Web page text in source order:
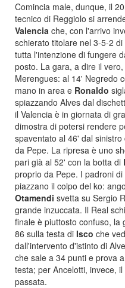
Comincia male, dunque, il
tecnico di Reggiolo si
Valencia che, con l'arrivo
schierato titolare nel 3-5-2
tutta l'intenzione di fungere
posto. La gara, a dire il
Merengues: al 14' Negredo
mano in area e Ronaldo
spiazzando Alves dal
il Valencia è in giornata di
dimostra di potersi rendere
spaventato al 46' dal
da Pepe. La ripresa è uno
pari già al 52' con la botta di
proprio da Pepe. I padroni
piazzano il colpo del ko:
Otamendi svetta su Sergio
grande inzuccata. Il Real
finale è piuttosto confuso, la
86 sulla testa di Isco che
dall'intervento d'istinto di
che sale a 34 punti e prova
testa; per Ancelotti, invece,
passata.